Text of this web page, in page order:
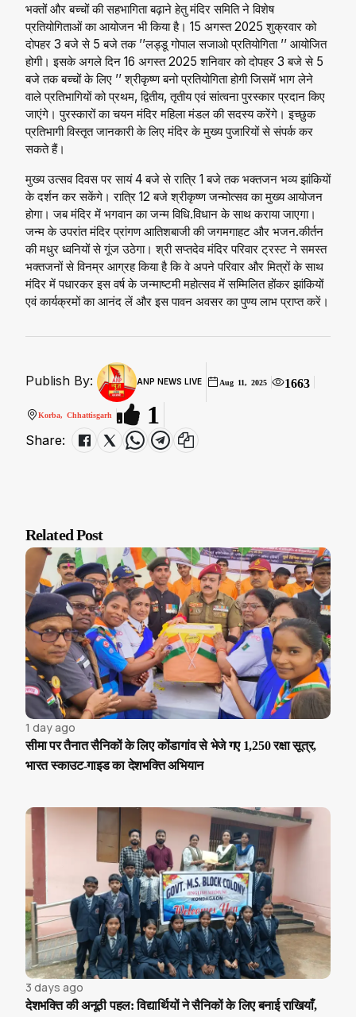
भक्तों और बच्चों की सहभागिता बढ़ाने हेतु मंदिर समिति ने विशेष
प्रतियोगिताओं का आयोजन भी किया है। 15 अगस्त 2025 शुक्रवार को
दोपहर 3 बजे से 5 बजे तक ’’लड्डू गोपाल सजाओ प्रतियोगिता ’’ आयोजित
होगी। इसके अगले दिन 16 अगस्त 2025 शनिवार को दोपहर 3 बजे से 5
बजे तक बच्चों के लिए ’’ श्रीकृष्ण बनो प्रतियोगिता होगी जिसमें भाग लेने
वाले प्रतिभागियों को प्रथम, द्वितीय, तृतीय एवं सांत्वना पुरस्कार प्रदान किए
जाएंगे। पुरस्कारों का चयन मंदिर महिला मंडल की सदस्य करेंगे। इच्छुक
प्रतिभागी विस्तृत जानकारी के लिए मंदिर के मुख्य पुजारियों से संपर्क कर
सकते हैं।
मुख्य उत्सव दिवस पर सायं 4 बजे से रात्रि 1 बजे तक भक्तजन भव्य झांकियों
के दर्शन कर सकेंगे। रात्रि 12 बजे श्रीकृष्ण जन्मोत्सव का मुख्य आयोजन
होगा। जब मंदिर में भगवान का जन्म विधि.विधान के साथ कराया जाएगा।
जन्म के उपरांत मंदिर प्रांगण आतिशबाजी की जगमगाहट और भजन.कीर्तन
की मधुर ध्वनियों से गूंज उठेगा। श्री सप्तदेव मंदिर परिवार ट्रस्ट ने समस्त
भक्तजनों से विनम्र आग्रह किया है कि वे अपने परिवार और मित्रों के साथ
मंदिर में पधारकर इस वर्ष के जन्माष्टमी महोत्सव में सम्मिलित होंकर झांकियों
एवं कार्यक्रमों का आनंद लें और इस पावन अवसर का पुण्य लाभ प्राप्त करें।
Publish By: ANP NEWS LIVE Aug 11, 2025 1663
Korba, Chhattisgarh 1
Share:
Related Post
1 day ago
सीमा पर तैनात सैनिकों के लिए कोंडागांव से भेजे गए 1,250 रक्षा सूत्र,
भारत स्काउट-गाइड का देशभक्ति अभियान
3 days ago
देशभक्ति की अनूठी पहल: विद्यार्थियों ने सैनिकों के लिए बनाई राखियाँ,